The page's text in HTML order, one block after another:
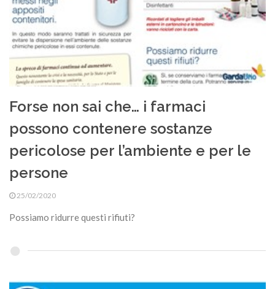
Forse non sai che… i farmaci
possono contenere sostanze
pericolose per l’ambiente e per le
persone
25/02/2020
Possiamo ridurre questi rifiuti?